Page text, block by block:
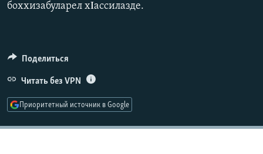
боххизабуларел хΙассилазде.
Поделиться
Читать без VPN
Приоритетный источник в Google